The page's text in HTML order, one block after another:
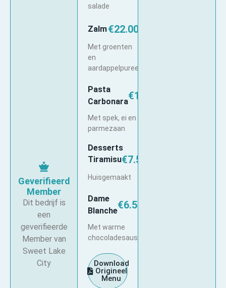
Geverifieerd
Member
Dit bedrijf is
een
geverifieerde
Member van
Sweet Lake
City
salade
Zalm€22.00
Met groenten
en
aardappelpuree
Pasta
Carbonara€16.50
Met spek, ei en
parmezaan
Desserts
Tiramisu€7.50
Huisgemaakt
Dame
Blanche€6.50
Met warme
chocoladesaus
Download
Origineel
Menu